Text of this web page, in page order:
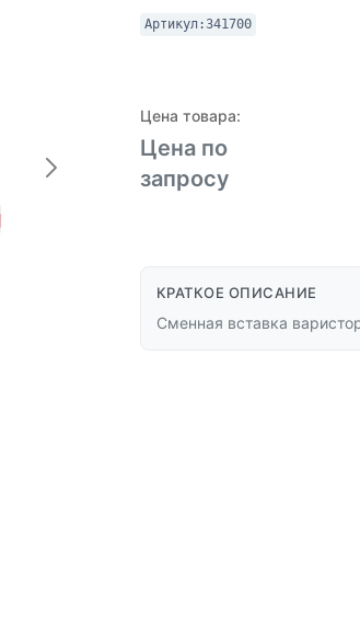
Артикул:341700
Цена товара:
Цена по
запросу
КРАТКОЕ ОПИСАНИЕ
Сменная вставка